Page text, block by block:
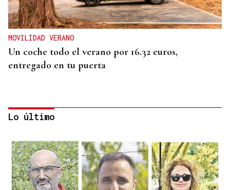
MOVILIDAD VERANO
Un coche todo el verano por 16.32 euros,
entregado en tu puerta
Lo último